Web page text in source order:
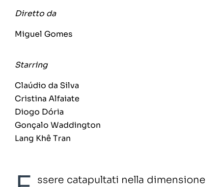
Diretto da
Miguel Gomes
Starring
Claúdio da Silva
Cristina Alfaiate
Diogo Dória
Gonçalo Waddington
Lang Khê Tran
ssere catapultati nella dimensione